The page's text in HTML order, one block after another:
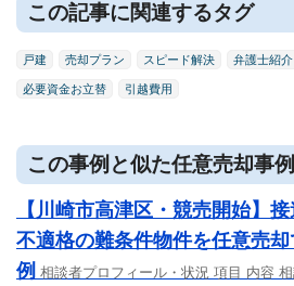
この記事に関連するタグ
戸建 売却プラン スピード解決 弁護士紹介
必要資金お立替 引越費用
この事例と似た任意売却事
【川崎市高津区・競売開始】
不適格の難条件物件を任意売
例 相談者プロフィール・状況 項目 内容